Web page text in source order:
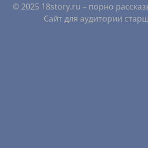
© 2025 18story.ru – порно
Сайт для аудитории